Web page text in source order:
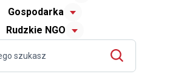
Gospodarka
Rudzkie NGO